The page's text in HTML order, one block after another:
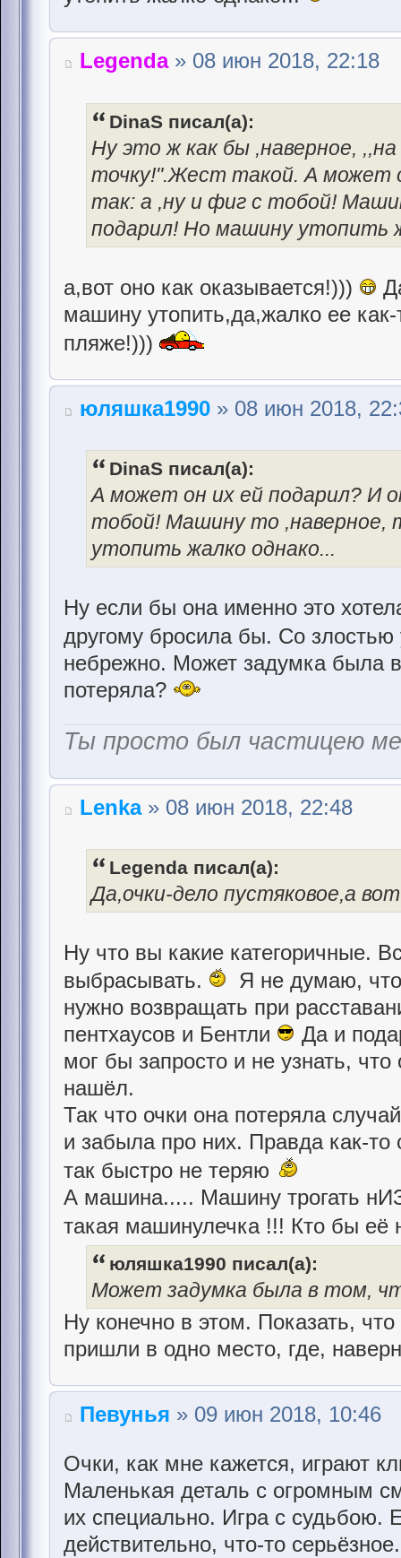
Legenda» 08 июн 2018, 22:18
DinaS писал(а):
Ну это ж как бы ,наверное,
точку!".Жест такой. А может
так: а ,ну и фиг с тобой!
подарил! Но машину утопить
а,вот оно как оказывается!)))
машину утопить,да,жалко ее
пляже!)))
юляшка1990 » 08 июн 2018,
DinaS писал(а):
А может он их ей подарил? И
тобой! Машину то ,наверное,
утопить жалко однако...
Ну если бы она именно это
другому бросила бы. Со злостью
небрежно. Может задумка была
потеряла?
Ты просто был частицею
Lenka» 08 июн 2018, 22:48
Legenda писал(а):
Да,очки-дело пустяковое,а
Ну что вы какие категоричные.
выбрасывать.
Я не думаю,
нужно возвращать при
пентхаусов и Бентли
Да и
мог бы запросто и не узнать,
нашёл.
Так что очки она потеряла
и забыла про них. Правда как-
так быстро не теряю
А машина..... Машину трогать
такая машинулечка !!! Кто бы её
юляшка1990 писал(а):
Может задумка была в том,
Ну конечно в этом. Показать,
пришли в одно место, где,
Певунья » 09 июн 2018, 10:46
Очки, как мне кажется, играют
Маленькая деталь с огромным
их специально. Игра с судьбою.
действительно, что-то